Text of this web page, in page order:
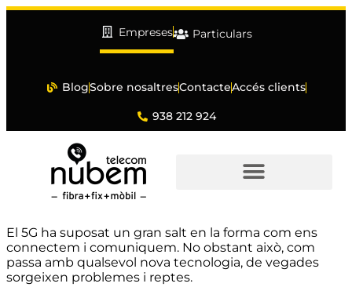
Empreses Particulars
BlogSobre nosaltresContacteAccés clients
938 212 924
El 5G ha suposat un gran salt en la forma com ens
connectem i comuniquem. No obstant això, com
passa amb qualsevol nova tecnologia, de vegades
sorgeixen problemes i reptes.